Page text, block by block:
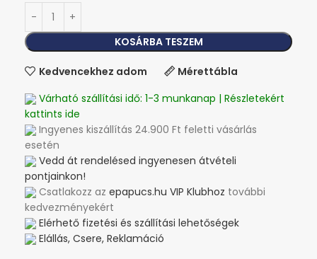
KOSÁRBA TESZEM
Kedvencekhez adom
Mérettábla
Várható szállítási idő: 1-3 munkanap | Részletekért
kattints ide
Ingyenes kiszállítás 24.900 Ft feletti vásárlás
esetén
Vedd át rendelésed ingyenesen átvételi
pontjainkon!
Csatlakozz az epapucs.hu VIP Klubhoz további
kedvezményekért
Elérhető fizetési és szállítási lehetőségek
Elállás, Csere, Reklamáció